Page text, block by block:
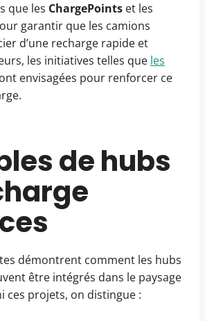
que les ChargePoints et les
garantir que les camions
d’une recharge rapide et
les initiatives telles que les
envisagées pour renforcer ce
de hubs
démontrent comment les hubs
être intégrés dans le paysage
ces projets, on distingue :